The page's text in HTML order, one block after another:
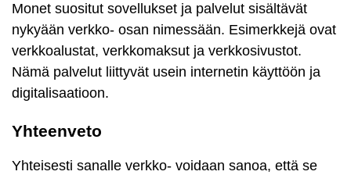
Monet suositut sovellukset ja palvelut sisältävät
nykyään verkko- osan nimessään. Esimerkkejä ovat
verkkoalustat, verkkomaksut ja verkkosivustot.
Nämä palvelut liittyvät usein internetin käyttöön ja
digitalisaatioon.
Yhteenveto
Yhteisesti sanalle verkko- voidaan sanoa, että se